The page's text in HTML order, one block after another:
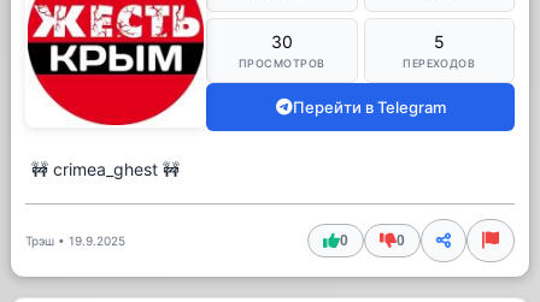
30
ПРОСМОТРОВ
5
ПЕРЕХОДОВ
Перейти в Telegram
🚧 crimea_ghest 🚧
Трэш • 19.9.2025 0 0